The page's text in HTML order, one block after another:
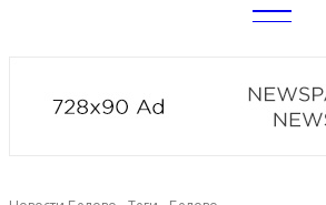
news